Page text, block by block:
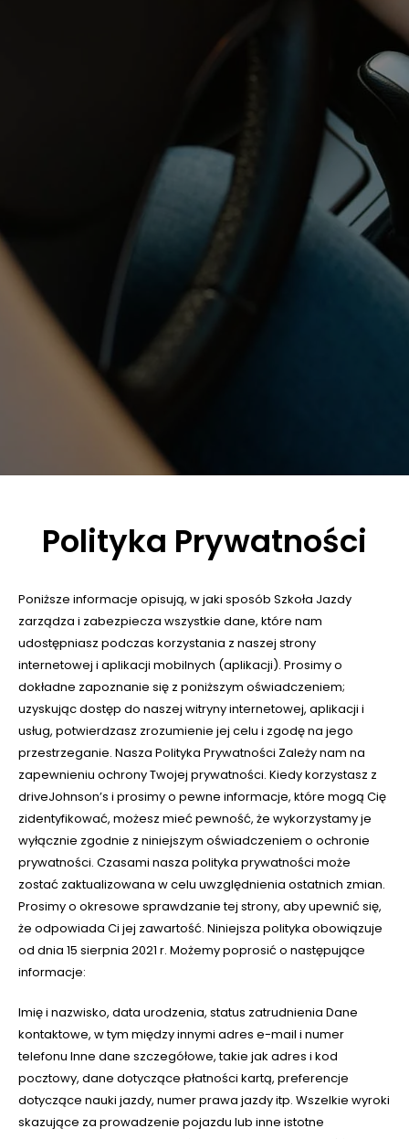
Polityka Prywatności
Poniższe informacje opisują, w jaki sposób Szkoła Jazdy
zarządza i zabezpiecza wszystkie dane, które nam
udostępniasz podczas korzystania z naszej strony
internetowej i aplikacji mobilnych (aplikacji). Prosimy o
dokładne zapoznanie się z poniższym oświadczeniem;
uzyskując dostęp do naszej witryny internetowej, aplikacji i
usług, potwierdzasz zrozumienie jej celu i zgodę na jego
przestrzeganie. Nasza Polityka Prywatności Zależy nam na
zapewnieniu ochrony Twojej prywatności. Kiedy korzystasz z
driveJohnson’s i prosimy o pewne informacje, które mogą Cię
zidentyfikować, możesz mieć pewność, że wykorzystamy je
wyłącznie zgodnie z niniejszym oświadczeniem o ochronie
prywatności. Czasami nasza polityka prywatności może
zostać zaktualizowana w celu uwzględnienia ostatnich zmian.
Prosimy o okresowe sprawdzanie tej strony, aby upewnić się,
że odpowiada Ci jej zawartość. Niniejsza polityka obowiązuje
od dnia 15 sierpnia 2021 r. Możemy poprosić o następujące
informacje:
Imię i nazwisko, data urodzenia, status zatrudnienia Dane
kontaktowe, w tym między innymi adres e-mail i numer
telefonu Inne dane szczegółowe, takie jak adres i kod
pocztowy, dane dotyczące płatności kartą, preferencje
dotyczące nauki jazdy, numer prawa jazdy itp. Wszelkie wyroki
skazujące za prowadzenie pojazdu lub inne istotne